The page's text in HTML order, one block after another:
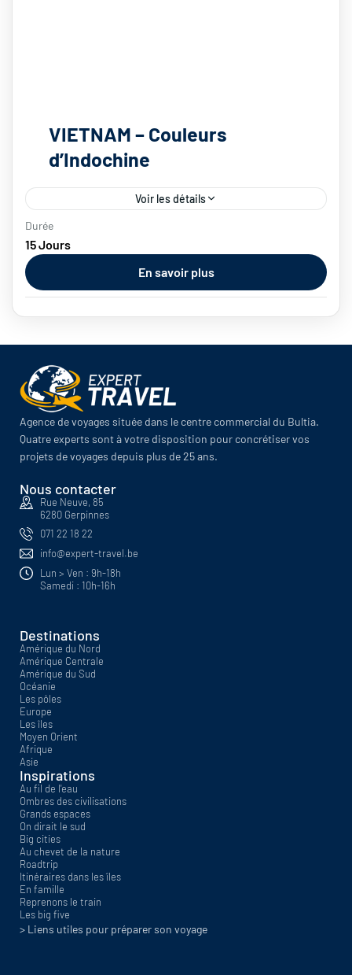
VIETNAM – Couleurs
d’Indochine
Voir les détails
Une traversée Nord-Sud du Vietnam au fil des plus
beaux visages de la route mandarine. Des paysages
d'estampes au delta du Mékong en passant par...
Durée
15 Jours
En savoir plus
Agence de voyages située dans le centre commercial du Bultia.
Quatre experts sont à votre disposition pour concrétiser vos
projets de voyages depuis plus de 25 ans.
Nous contacter
Rue Neuve, 85
6280 Gerpinnes
071 22 18 22
info@expert-travel.be
Lun > Ven : 9h-18h
Samedi : 10h-16h
Destinations
Amérique du Nord
Amérique Centrale
Amérique du Sud
Océanie
Les pôles
Europe
Les îles
Moyen Orient
Afrique
Asie
Inspirations
Au fil de l'eau
Ombres des civilisations
Grands espaces
On dirait le sud
Big cities
Au chevet de la nature
Roadtrip
Itinéraires dans les îles
En famille
Reprenons le train
Les big five
> Liens utiles pour préparer son voyage